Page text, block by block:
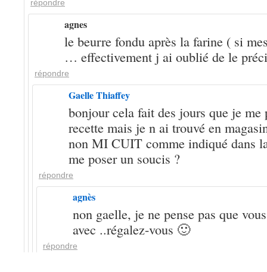
répondre
agnes
le beurre fondu après la farine ( si
… effectivement j ai oublié de le
répondre
Gaelle Thiaffey
bonjour cela fait des jours que je me
recette mais je n ai trouvé en
non MI CUIT comme indiqué dans
me poser un soucis ?
répondre
agnès
non gaelle, je ne pense pas que
avec ..régalez-vous 🙂
répondre